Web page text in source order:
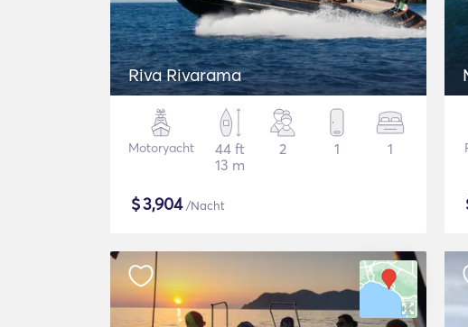
Riva Rivarama
Motoryacht
44 ft
13 m
2 1 1
$3,904/Nacht